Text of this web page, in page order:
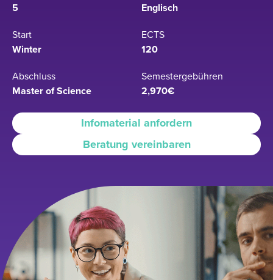
5
Englisch
Start
Winter
ECTS
120
Abschluss
Master of Science
Semestergebühren
2,970€
Infomaterial anfordern
Beratung vereinbaren